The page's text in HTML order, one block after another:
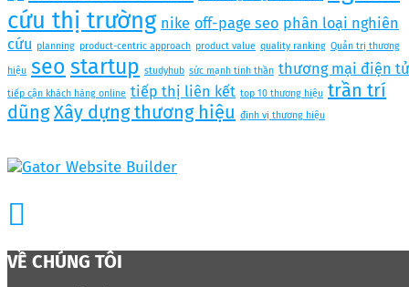
cứu thị trường nike off-page seo phân loại nghiên
cứu planning product-centric approach product value quality ranking Quản trị thương
hiệu seo startup studyhub sức mạnh tinh thần thương mại điện tử
tiếp cận khách hàng online tiếp thị liên kết top 10 thương hiệu trần trí
dũng Xây dựng thương hiệu định vị thương hiệu
VỀ CHÚNG TÔI